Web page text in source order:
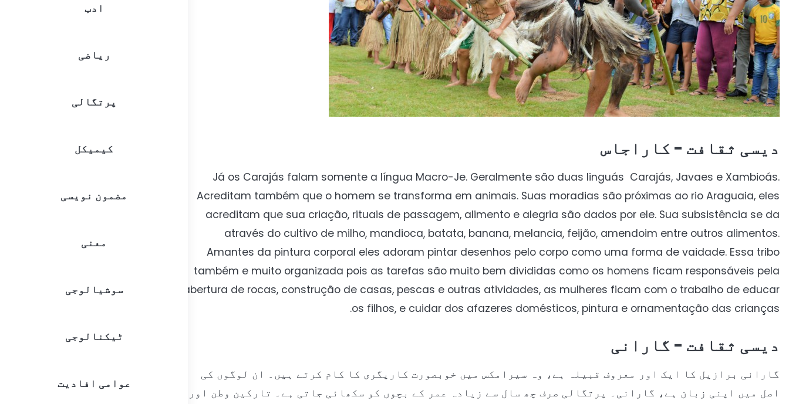
ادب
ریاضی
پرتگالی
کیمیکل
مضمون نویسی
معنی
سوشیالوجی
ٹیکنالوجی
عوامی افادیت
دیسی ثقافت - کاراجاس
Já os Carajás falam somente a língua Macro-Je. Geralmente são duas linguás Carajás, Javaes e Xambioás.
Acreditam também que o homem se transforma em animais. Suas moradias são próximas ao rio Araguaia, eles
acreditam que sua criação, rituais de passagem, alimento e alegria são dados por ele. Sua subsistência se da
através do cultivo de milho, mandioca, batata, banana, melancia, feijão, amendoim entre outros alimentos.
Amantes da pintura corporal eles adoram pintar desenhos pelo corpo como uma forma de vaidade. Essa tribo
também e muito organizada pois as tarefas são muito bem divididas como os homens ficam responsáveis pela
abertura de rocas, construção de casas, pescas e outras atividades, as mulheres ficam com o trabalho de educar
os filhos, e cuidar dos afazeres domésticos, pintura e ornamentação das crianças.
دیسی ثقافت - گارانی
گارانی برازیل کا ایک اور معروف قبیلہ ہے، وہ سیرامکس میں خوبصورت کاریگری کا کام کرتے ہیں۔ ان لوگوں کی
اصل میں اپنی زبان ہے، گارانی۔ پرتگالی صرف چھ سال سے زیادہ عمر کے بچوں کو سکھائی جاتی ہے۔ تارکین وطن اور